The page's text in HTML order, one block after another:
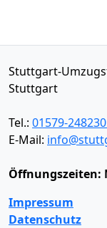
Stuttgart-
Stuttgart
Tel.: 01579-
E-Mail:
Öffnungszeiten:
Impressum
Datenschutz